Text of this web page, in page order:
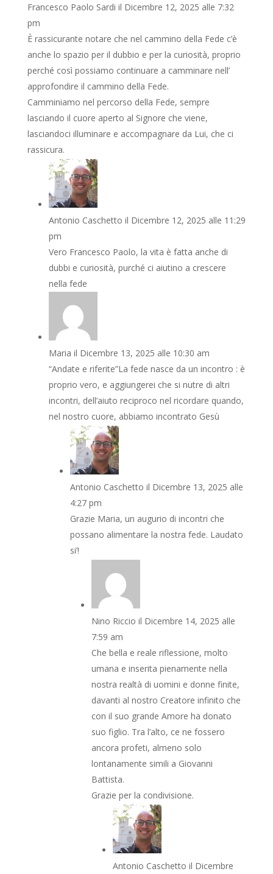
Francesco Paolo Sardi il Dicembre 12, 2025 alle 7:32
pm
È rassicurante notare che nel cammino della Fede c’è
anche lo spazio per il dubbio e per la curiosità, proprio
perché così possiamo continuare a camminare nell’
approfondire il cammino della Fede.
Camminiamo nel percorso della Fede, sempre
lasciando il cuore aperto al Signore che viene,
lasciandoci illuminare e accompagnare da Lui, che ci
rassicura.
Antonio Caschetto il Dicembre 12, 2025 alle 11:29
pm
Vero Francesco Paolo, la vita è fatta anche di
dubbi e curiosità, purché ci aiutino a crescere
nella fede
Maria il Dicembre 13, 2025 alle 10:30 am
“Andate e riferite”La fede nasce da un incontro : è
proprio vero, e aggiungerei che si nutre di altri
incontri, dell’aiuto reciproco nel ricordare quando,
nel nostro cuore, abbiamo incontrato Gesù
Antonio Caschetto il Dicembre 13, 2025 alle
4:27 pm
Grazie Maria, un augurio di incontri che
possano alimentare la nostra fede. Laudato
si’!
Nino Riccio il Dicembre 14, 2025 alle
7:59 am
Che bella e reale riflessione, molto
umana e inserita pienamente nella
nostra realtà di uomini e donne finite,
davanti al nostro Creatore infinito che
con il suo grande Amore ha donato
suo figlio. Tra l’alto, ce ne fossero
ancora profeti, almeno solo
lontanamente simili a Giovanni
Battista.
Grazie per la condivisione.
Antonio Caschetto il Dicembre